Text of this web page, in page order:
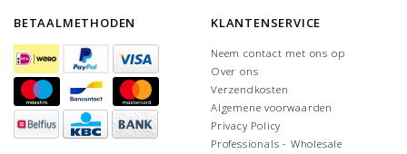
BETAALMETHODEN KLANTENSERVICE
Neem contact met ons op
Over ons
Verzendkosten
Algemene voorwaarden
Privacy Policy
Professionals - Wholesale